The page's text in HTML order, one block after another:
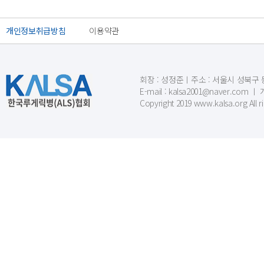
개인정보취급방침 이용약관
회장 : 성정준ㅣ주소 : 서울시 성북구
E-mail : kalsa2001@naver.com ㅣ
Copyright 2019 www.kalsa.org All